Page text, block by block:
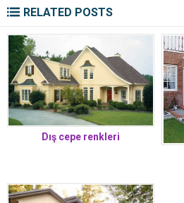
RELATED POSTS
Dış cepe renkleri